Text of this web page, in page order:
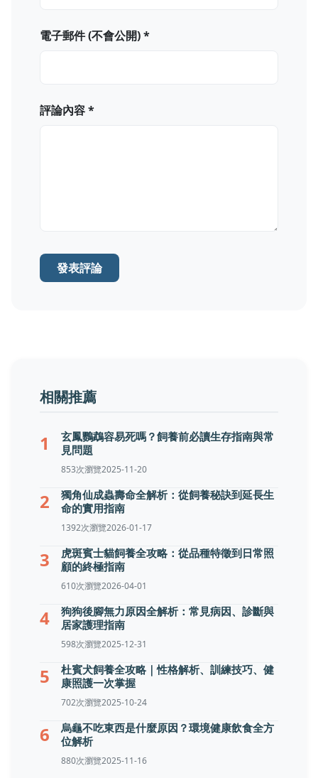
電子郵件 (不會公開) *
評論內容 *
發表評論
相關推薦
1
玄鳳鸚鵡容易死嗎？飼養前必讀生存指南與常
見問題
853次瀏覽2025-11-20
2
獨角仙成蟲壽命全解析：從飼養秘訣到延長生
命的實用指南
1392次瀏覽2026-01-17
3
虎斑賓士貓飼養全攻略：從品種特徵到日常照
顧的終極指南
610次瀏覽2026-04-01
4
狗狗後腳無力原因全解析：常見病因、診斷與
居家護理指南
598次瀏覽2025-12-31
5
杜賓犬飼養全攻略｜性格解析、訓練技巧、健
康照護一次掌握
702次瀏覽2025-10-24
6
烏龜不吃東西是什麼原因？環境健康飲食全方
位解析
880次瀏覽2025-11-16